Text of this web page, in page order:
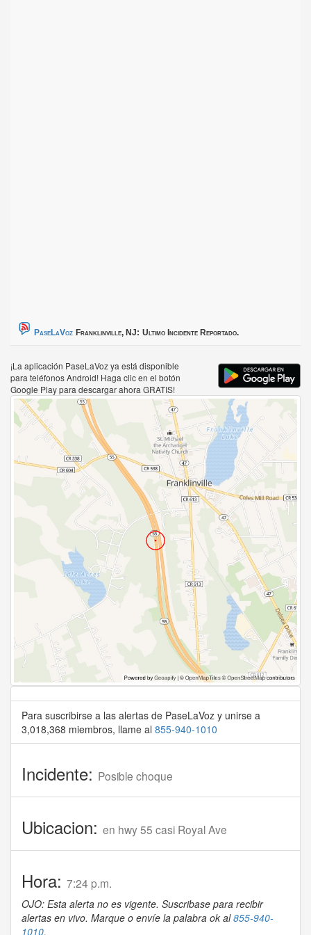
PaseLaVoz Franklinville, NJ: Ultimo Incidente Reportado.
¡La aplicación PaseLaVoz ya está disponible
para teléfonos Android! Haga clic en el botón
Google Play para descargar ahora GRATIS!
Para suscribirse a las alertas de PaseLaVoz y unirse a
3,018,368 miembros, llame al 855-940-1010
Incidente: Posible choque
Ubicacion: en hwy 55 casi Royal Ave
Hora: 7:24 p.m.
OJO: Esta alerta no es vigente. Suscribase para recibir
alertas en vivo. Marque o envíe la palabra ok al855-940-
1010.